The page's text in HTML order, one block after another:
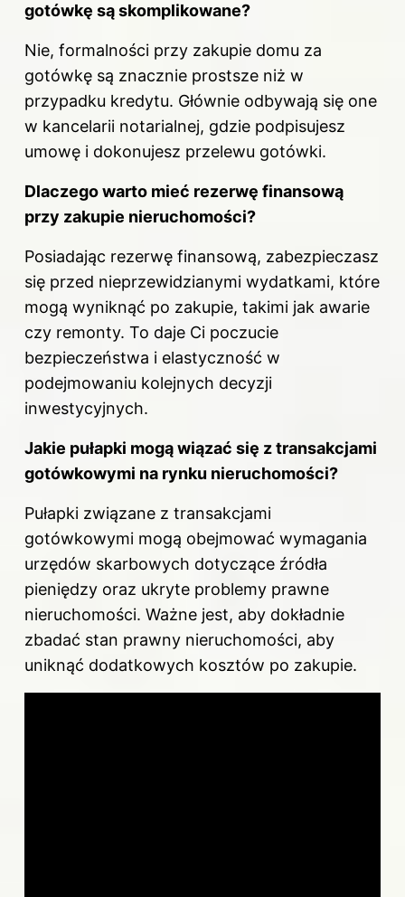
gotówkę są skomplikowane?
Nie, formalności przy zakupie domu za
gotówkę są znacznie prostsze niż w
przypadku kredytu. Głównie odbywają się one
w kancelarii notarialnej, gdzie podpisujesz
umowę i dokonujesz przelewu gotówki.
Dlaczego warto mieć rezerwę finansową
przy zakupie nieruchomości?
Posiadając rezerwę finansową, zabezpieczasz
się przed nieprzewidzianymi wydatkami, które
mogą wyniknąć po zakupie, takimi jak awarie
czy remonty. To daje Ci poczucie
bezpieczeństwa i elastyczność w
podejmowaniu kolejnych decyzji
inwestycyjnych.
Jakie pułapki mogą wiązać się z transakcjami
gotówkowymi na rynku nieruchomości?
Pułapki związane z transakcjami
gotówkowymi mogą obejmować wymagania
urzędów skarbowych dotyczące źródła
pieniędzy oraz ukryte problemy prawne
nieruchomości. Ważne jest, aby dokładnie
zbadać stan prawny nieruchomości, aby
uniknąć dodatkowych kosztów po zakupie.